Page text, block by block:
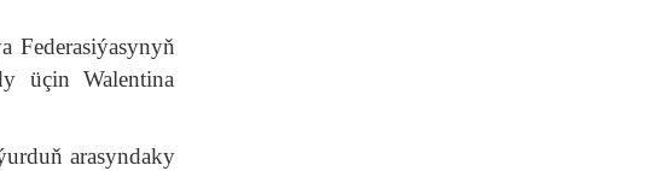
Federasiýasynyň
üçin Walentina
arasyndaky